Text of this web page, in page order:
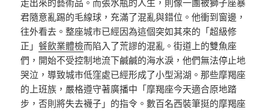
走出來的藝術品。而張水瓶的人生，則像一團被獅子座暴
君隨意亂踢的毛線球，充滿了混亂與錯位。他衝到窗邊，
往外看去。整座城市已經因為這個突如其來的「超級修
正」餐飲業體檢而陷入了荒謬的混亂。街道上的雙魚座
們，開始不受控制地流下鹹鹹的海水淚，他們無法停止地
哭泣，導致城市低窪處已經形成了小型潟湖。那些摩羯座
的上班族，嚴格遵守著廣播中「摩羯座今天適合原地踏
步，否則將失去襪子」的指令。數百名西裝筆挺的摩羯座